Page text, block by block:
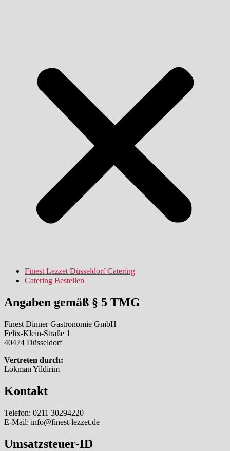
Finest Lezzet Düsseldorf Catering
Catering Bestellen
Angaben gemäß § 5 TMG
Finest Dinner Gastronomie GmbH
Felix-Klein-Straße 1
40474 Düsseldorf
Vertreten durch:
Lokman Yildirim
Kontakt
Telefon: 0211 30294220
E-Mail: info@finest-lezzet.de
Umsatzsteuer-ID